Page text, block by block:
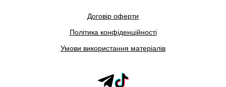
Договір оферти
Політика конфіденційності
Умови використання матеріалів